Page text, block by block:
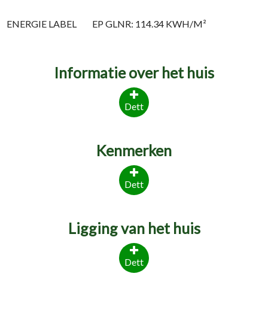
ENERGIE LABEL EP GLNR: 114.34 KWH/M²
Informatie over het huis
Dett
Kenmerken
Dett
Ligging van het huis
Dett